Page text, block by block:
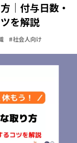
｜付与日数・
を解説
#社会人向け